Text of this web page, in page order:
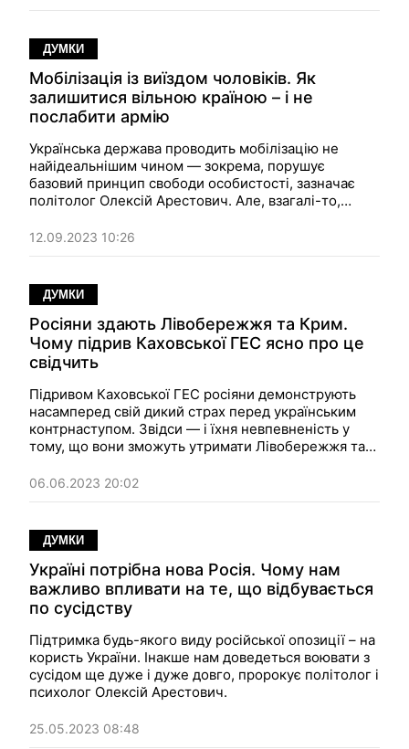
ДУМКИ
Мобілізація із виїздом чоловіків. Як
залишитися вільною країною – і не
послабити армію
Українська держава проводить мобілізацію не
найідеальнішим чином — зокрема, порушує
базовий принцип свободи особистості, зазначає
політолог Олексій Арестович. Але, взагалі-то,
необхідна.
12.09.2023 10:26
ДУМКИ
Росіяни здають Лівобережжя та Крим.
Чому підрив Каховської ГЕС ясно про це
свідчить
Підривом Каховської ГЕС росіяни демонструють
насамперед свій дикий страх перед українським
контрнаступом. Звідси — і їхня невпевненість у
тому, що вони зможуть утримати Лівобережжя та
Арестович
06.06.2023 20:02
ДУМКИ
Україні потрібна нова Росія. Чому нам
важливо впливати на те, що відбувається
по сусідству
Підтримка будь-якого виду російської опозиції – на
користь України. Інакше нам доведеться воювати з
сусідом ще дуже і дуже довго, пророкує політолог і
психолог Олексій Арестович.
25.05.2023 08:48